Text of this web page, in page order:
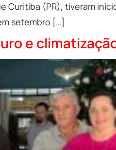
Curitiba (PR), tiveram
setembro […]
e